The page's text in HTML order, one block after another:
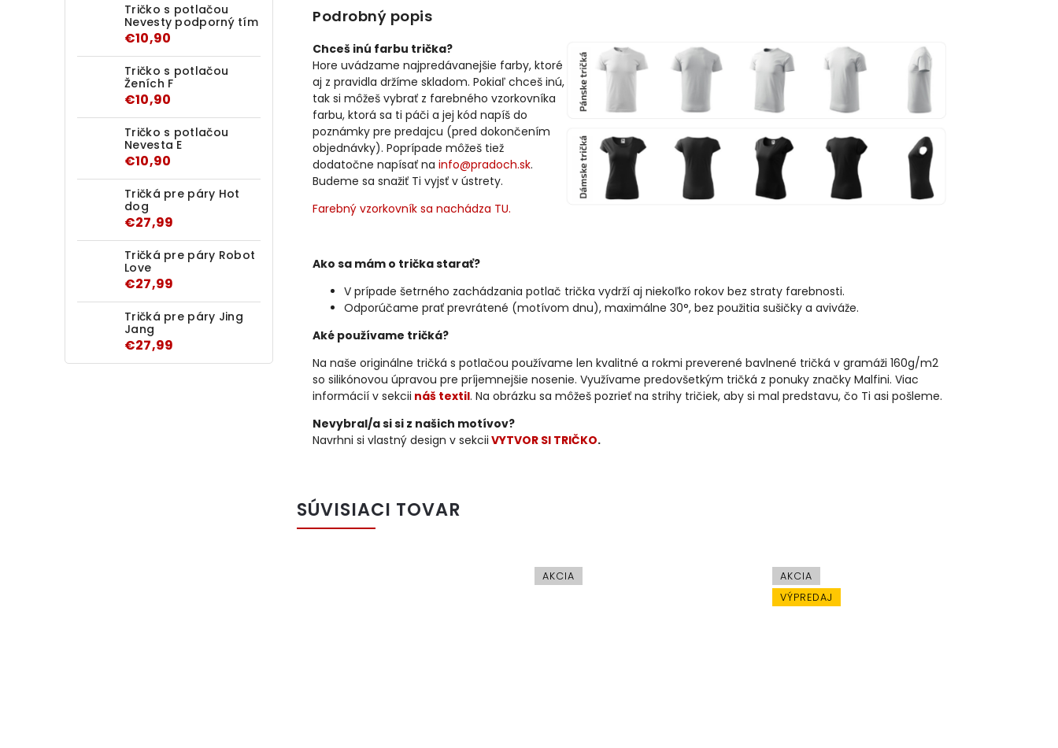
Tričko s potlačou
Nevesty podporný tím
€10,90
Tričko s potlačou
Ženích F
€10,90
Tričko s potlačou
Nevesta E
€10,90
Tričká pre páry Hot
dog
€27,99
Tričká pre páry Robot
Love
€27,99
Tričká pre páry Jing
Jang
€27,99
Podrobný popis
Chceš inú farbu trička?
Hore uvádzame najpredávanejšie farby, ktoré
aj z pravidla držíme skladom. Pokiaľ chceš inú,
tak si môžeš vybrať z farebného vzorkovníka
farbu, ktorá sa ti páči a jej kód napíš do
poznámky pre predajcu (pred dokončením
objednávky). Poprípade môžeš tiež
dodatočne napísať na info@pradoch.sk.
Budeme sa snažiť Ti vyjsť v ústrety.
Farebný vzorkovník sa nachádza TU.
Ako sa mám o trička starať?
V prípade šetrného zachádzania potlač trička vydrží aj niekoľko rokov bez straty farebnosti.
Odporúčame prať prevrátené (motívom dnu), maximálne 30°, bez použitia sušičky a aviváže.
Aké používame tričká?
Na naše originálne tričká s potlačou používame len kvalitné a rokmi preverené bavlnené tričká v gramáži 160g/m2
so silikónovou úpravou pre príjemnejšie nosenie. Využívame predovšetkým tričká z ponuky značky Malfini. Viac
informácií v sekcii náš textil. Na obrázku sa môžeš pozrieť na strihy tričiek, aby si mal predstavu, čo Ti asi pošleme.
Nevybral/a si si z našich motívov?
Navrhni si vlastný design v sekcii VYTVOR SI TRIČKO.
SÚVISIACI TOVAR
AKCIA
AKCIA
VÝPREDAJ